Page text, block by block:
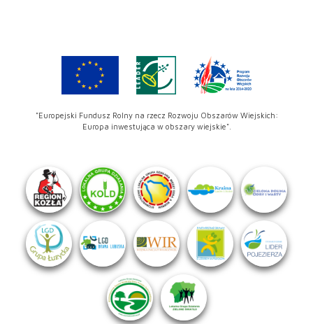
"Europejski Fundusz Rolny na rzecz Rozwoju Obszarów Wiejskich:
Europa inwestująca w obszary wiejskie".